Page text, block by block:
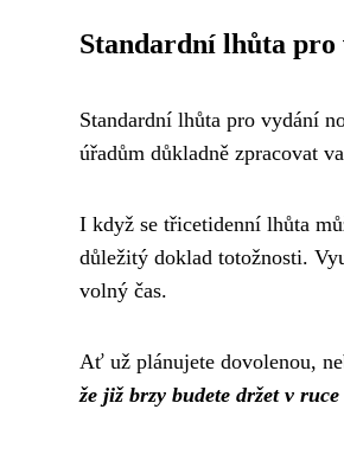
Standardní lhůta pro
Standardní lhůta pro vydání
úřadům důkladně zpracovat
I když se třicetidenní lhůta
důležitý doklad totožnosti.
volný čas.
Ať už plánujete dovolenou,
že již brzy budete držet v